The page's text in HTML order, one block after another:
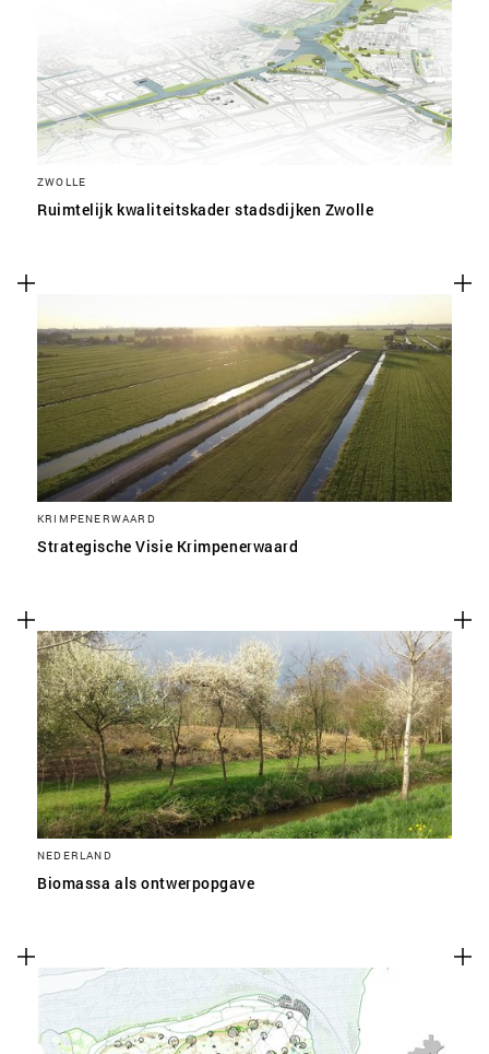
ZWOLLE
Ruimtelijk kwaliteitskader stadsdijken Zwolle
KRIMPENERWAARD
Strategische Visie Krimpenerwaard
NEDERLAND
Biomassa als ontwerpopgave